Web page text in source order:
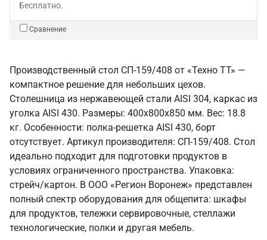
Бесплатно.
Сравнение
Производственный стол СП-159/408 от «Техно ТТ» —
компактное решение для небольших цехов.
Столешница из нержавеющей стали AISI 304, каркас из
уголка AISI 430. Размеры: 400x800x850 мм. Вес: 18.8
кг. Особенности: полка-решетка AISI 430, борт
отсутствует. Артикул производителя: СП-159/408. Стол
идеально подходит для подготовки продуктов в
условиях ограниченного пространства. Упаковка:
стрейч/картон. В ООО «Регион Воронеж» представлен
полный спектр оборудования для общепита: шкафы
для продуктов, тележки сервировочные, стеллажи
технологические, полки и другая мебель.